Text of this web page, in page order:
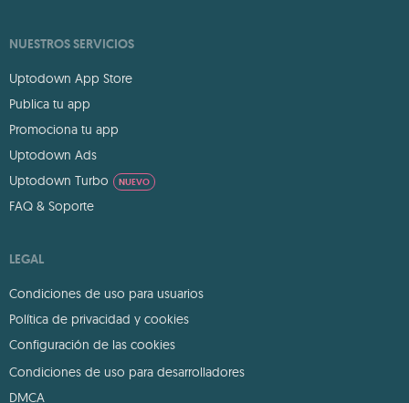
NUESTROS SERVICIOS
Uptodown App Store
Publica tu app
Promociona tu app
Uptodown Ads
Uptodown Turbo
NUEVO
FAQ & Soporte
LEGAL
Condiciones de uso para usuarios
Política de privacidad y cookies
Configuración de las cookies
Condiciones de uso para desarrolladores
DMCA